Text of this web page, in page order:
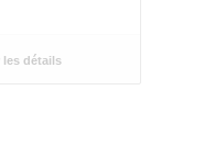
les détails